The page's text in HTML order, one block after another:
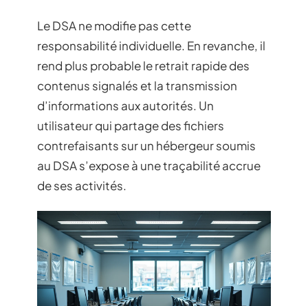
Le DSA ne modifie pas cette
responsabilité individuelle. En revanche, il
rend plus probable le retrait rapide des
contenus signalés et la transmission
d’informations aux autorités. Un
utilisateur qui partage des fichiers
contrefaisants sur un hébergeur soumis
au DSA s’expose à une traçabilité accrue
de ses activités.